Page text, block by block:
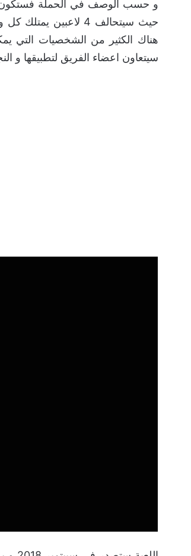
حيث سيتحالف 4
هناك الكثير من الشخصيات التي
سيتعاون اعضاء الفريق لتطبيقها و